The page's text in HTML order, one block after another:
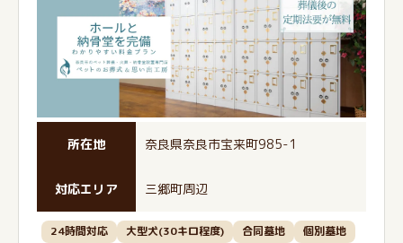
所在地 奈良県奈良市宝来町985-1
対応エリア 三郷町周辺
24時間対応 大型犬(30キロ程度) 合同墓地
個別墓地